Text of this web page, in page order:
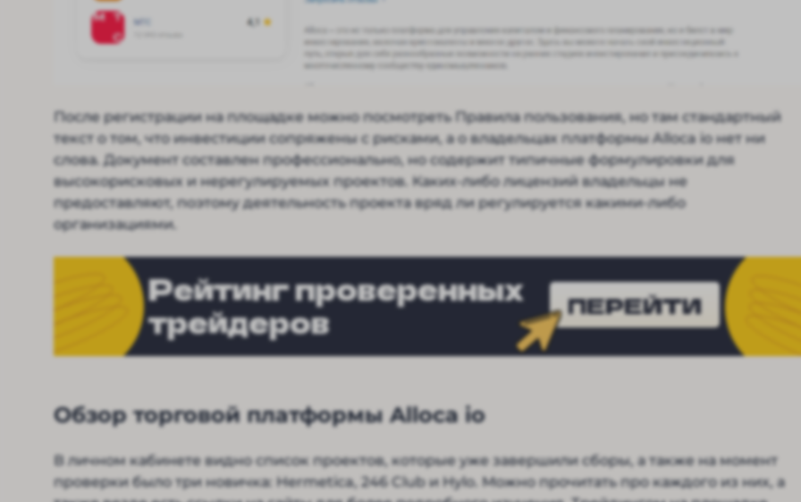
После регистрации на площадке можно посмотреть Правила пользования, но там стандартный
текст о том, что инвестиции сопряжены с рисками, а о владельцах платформы Alloca io нет ни
слова. Документ составлен профессионально, но содержит типичные формулировки для
высокорисковых и нерегулируемых проектов. Каких-либо лицензий владельцы не
предоставляют, поэтому деятельность проекта вряд ли регулируется какими-либо
организациями.
Рейтинг проверенных
трейдеров
ПЕРЕЙТИ
Обзор торговой платформы Alloca io
В личном кабинете видно список проектов, которые уже завершили сборы, а также на момент
проверки было три новичка: Hermetica, 246 Club и Hylo. Можно прочитать про каждого из них, а